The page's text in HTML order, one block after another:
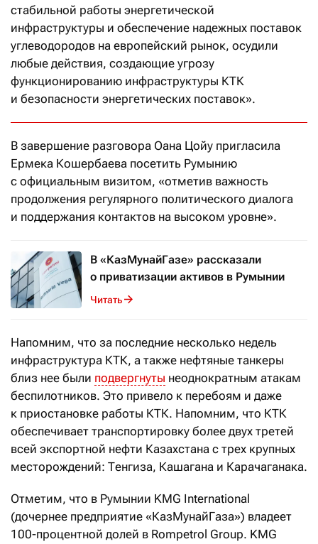
стабильной работы энергетической
инфраструктуры и обеспечение надежных поставок
углеводородов на европейский рынок, осудили
любые действия, создающие угрозу
функционированию инфраструктуры КТК
и безопасности энергетических поставок».
В завершение разговора Оана Цойу пригласила
Ермека Кошербаева посетить Румынию
с официальным визитом, «отметив важность
продолжения регулярного политического диалога
и поддержания контактов на высоком уровне».
В «КазМунайГазе» рассказали
о приватизации активов в Румынии
Читать
Напомним, что за последние несколько недель
инфраструктура КТК, а также нефтяные танкеры
близ нее были подвергнуты неоднократным атакам
беспилотников. Это привело к перебоям и даже
к приостановке работы КТК. Напомним, что КТК
обеспечивает транспортировку более двух третей
всей экспортной нефти Казахстана с трех крупных
месторождений: Тенгиза, Кашагана и Карачаганака.
Отметим, что в Румынии KMG International
(дочернее предприятие «КазМунайГаза») владеет
100-процентной долей в Rompetrol Group. KMG